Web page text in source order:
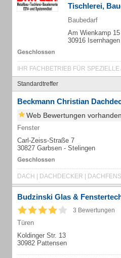
Tischlerei,
Baubedarf
Am Wienkamp 15
30916
Standardtreffer
Beckmann Christian
Web Bewertungen vorhanden
Fenster
Carl-Zeiss-Straße 7
30827 Garbsen - Stelingen
Budzinski Glas &
3 Bewertungen
Türen
Koldinger Str. 13
30982 Pattensen